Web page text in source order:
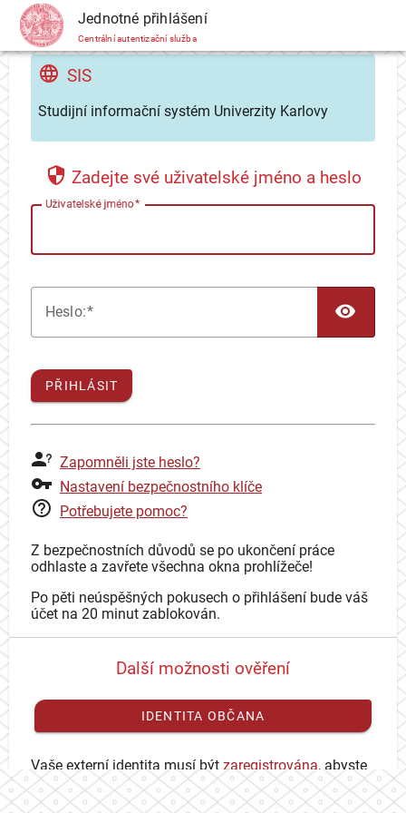
CAS Jednotné přihlášení
Centrální autentizační služba
SIS
Studijní informační systém Univerzity Karlovy
Zadejte své uživatelské jméno a heslo
Uživatelské jméno
Heslo:
PŘIHLÁSIT
Zapomněli jste heslo?
Nastavení bezpečnostního klíče
Potřebujete pomoc?
Z bezpečnostních důvodů se po ukončení práce
odhlaste a zavřete všechna okna prohlížeče!
Po pěti neúspěšných pokusech o přihlášení bude váš
účet na 20 minut zablokován.
Další možnosti ověření
IDENTITA OBČANA
Vaše externí identita musí být zaregistrována, abyste
se mohli přihlásit ke svému CAS účtu.